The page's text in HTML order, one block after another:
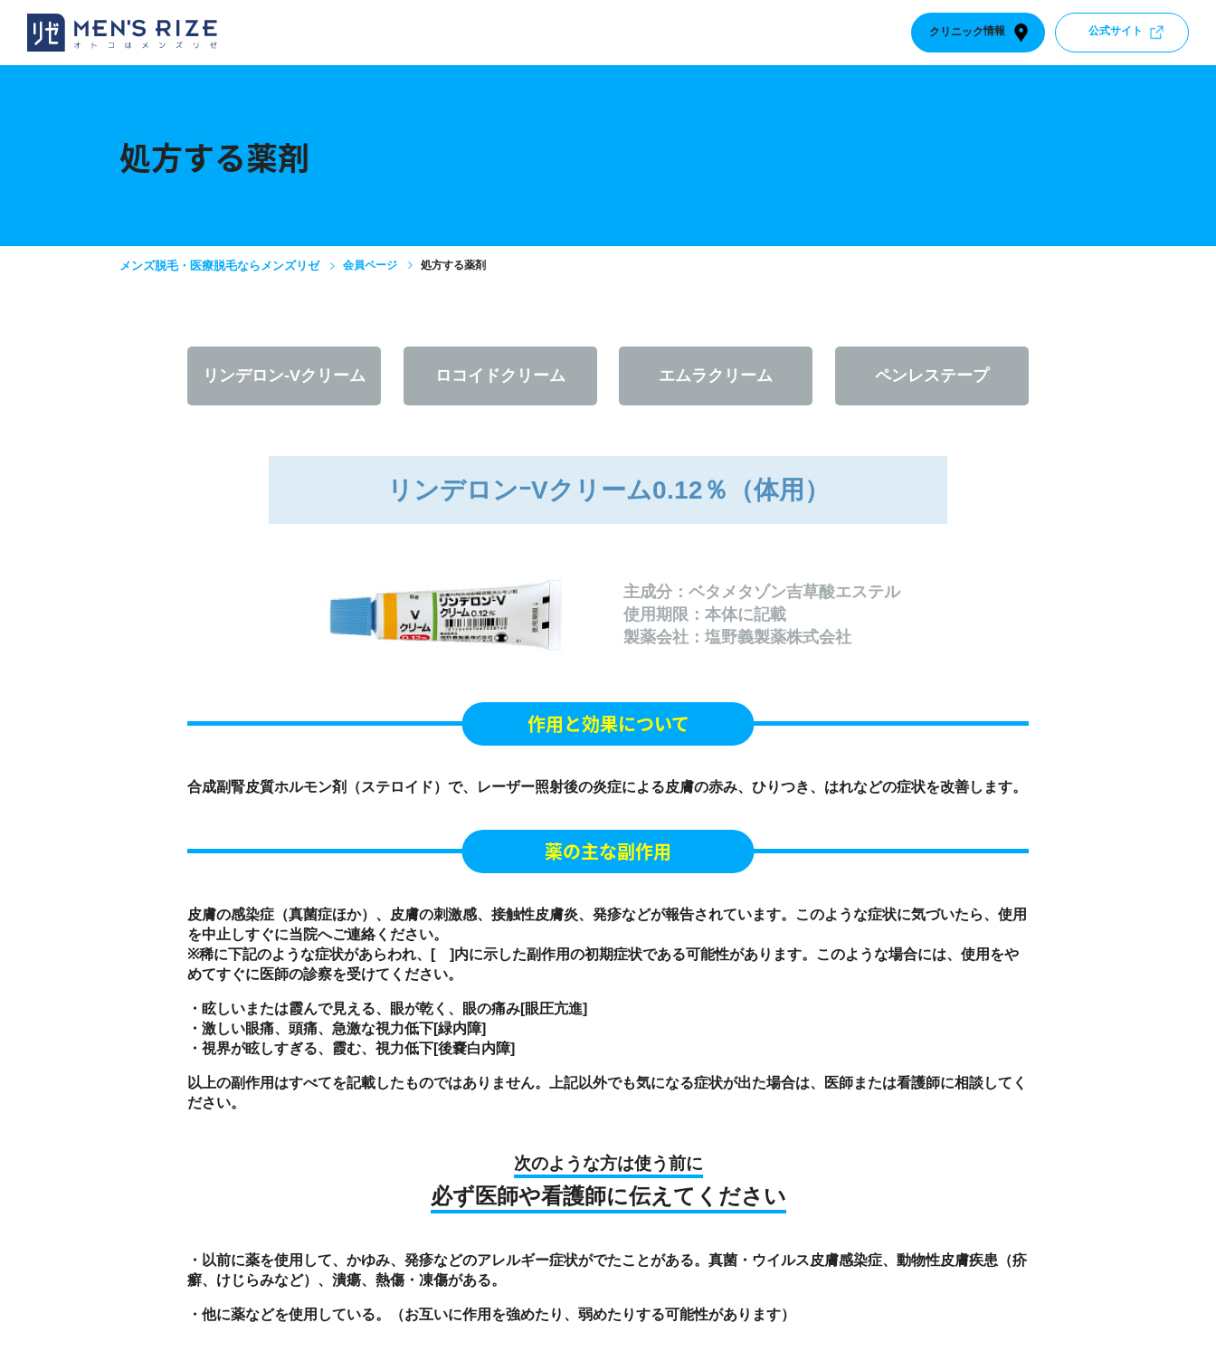
クリニック情報 公式サイト
処方する薬剤
メンズ脱毛・医療脱毛ならメンズリゼ 会員ページ 処方する薬剤
リンデロン-Vクリーム ロコイド クリーム エムラ クリーム ペンレステープ
リンデロンｰVクリーム0.12％（体用）
主成分：ベタメタゾン吉草酸エステル
使用期限：本体に記載
製薬会社：塩野義製薬株式会社
作用と効果について
合成副腎皮質ホルモン剤（ステロイド）で、レーザー照射後の炎症による皮膚の赤み、ひりつき、はれなどの症状を改善します。
薬の主な副作用
皮膚の感染症（真菌症ほか）、皮膚の刺激感、接触性皮膚炎、発疹などが報告されています。このような症状に気づいたら、使用
を中止しすぐに当院へご連絡ください。
※稀に下記のような症状があらわれ、[ ]内に示した副作用の初期症状である可能性があります。このような場合には、使用をや
めてすぐに医師の診察を受けてください。
・眩しいまたは霞んで見える、眼が乾く、眼の痛み[眼圧亢進]
・激しい眼痛、頭痛、急激な視力低下[緑内障]
・視界が眩しすぎる、霞む、視力低下[後嚢白内障]
以上の副作用はすべてを記載したものではありません。上記以外でも気になる症状が出た場合は、医師または看護師に相談してく
ださい。
次のような方は使う前に
必ず医師や看護師に伝えてください
・以前に薬を使用して、かゆみ、発疹などのアレルギー症状がでたことがある。真菌・ウイルス皮膚感染症、動物性皮膚疾患（疥
癬、けじらみなど）、潰瘍、熱傷・凍傷がある。
・他に薬などを使用している。（お互いに作用を強めたり、弱めたりする可能性があります）